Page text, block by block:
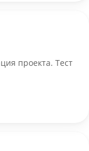
проекта. Тест